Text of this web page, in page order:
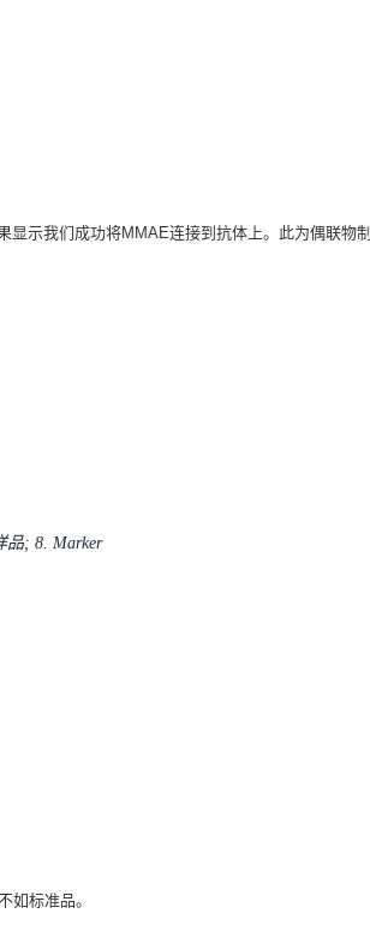
示我们成功将MMAE连接到抗体上。此为偶联物制
品; 8. Marker
如标准品。